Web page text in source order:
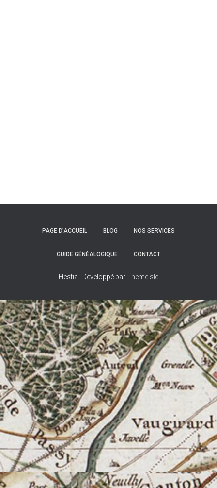
PAGE D’ACCUEIL BLOG NOS SERVICES
GUIDE GÉNÉALOGIQUE CONTACT
Hestia | Développé parThemeIsle